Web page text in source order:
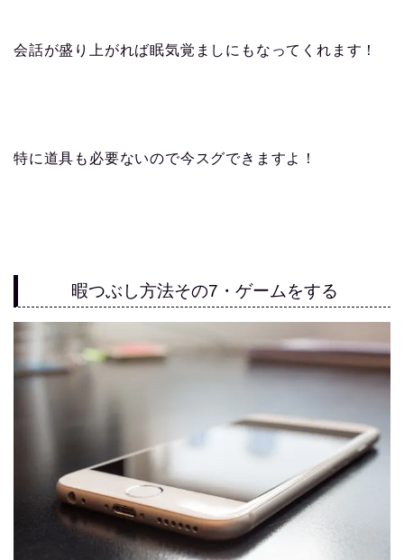
会話が盛り上がれば眠気覚ましにもなってくれます！
特に道具も必要ないので今スグできますよ！
暇つぶし方法その7・ゲームをする